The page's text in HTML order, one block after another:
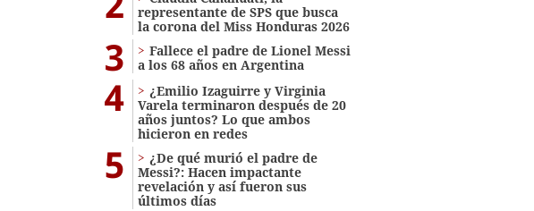
representante de SPS que busca
la corona del Miss Honduras 2026
3
Fallece el padre de Lionel Messi
a los 68 años en Argentina
4
¿Emilio Izaguirre y Virginia
Varela terminaron después de 20
años juntos? Lo que ambos
hicieron en redes
5
¿De qué murió el padre de
Messi?: Hacen impactante
revelación y así fueron sus
últimos días